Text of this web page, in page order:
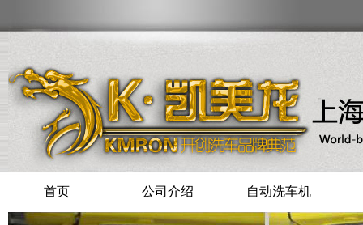
首页 公司介绍 自动洗车机